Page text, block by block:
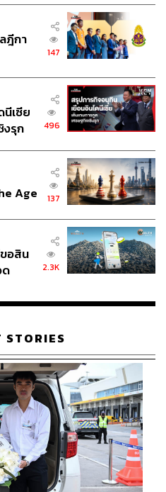
ฎีกา
147
เซีย
งรุก
496
Age
137
อสิน
ด
2.3K
STORIES